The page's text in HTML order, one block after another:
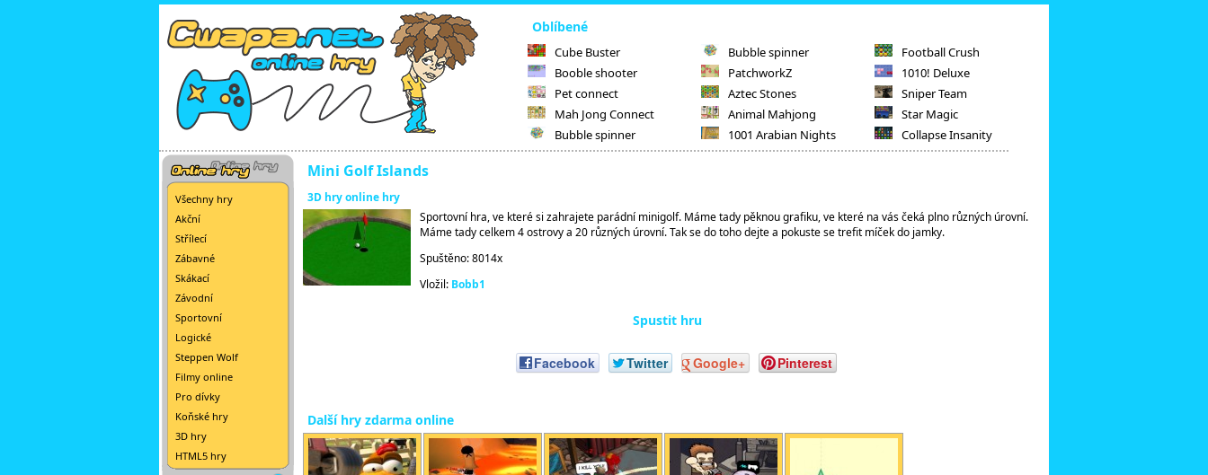
Oblíbené
Cube Buster
Booble shooter
Pet connect
Mah Jong Connect
Bubble spinner
Bubble spinner
PatchworkZ
Aztec Stones
Animal Mahjong
1001 Arabian Nights
Football Crush
1010! Deluxe
Sniper Team
Star Magic
Collapse Insanity
Všechny hry
Akční
Střílecí
Zábavné
Skákací
Závodní
Sportovní
Logické
Steppen Wolf
Filmy online
Pro dívky
Koňské hry
3D hry
HTML5 hry
Mini Golf Islands
3D hry online hry
Sportovní hra, ve které si zahrajete parádní minigolf. Máme tady pěknou grafiku, ve které na vás čeká plno různých úrovní.
Máme tady celkem 4 ostrovy a 20 různých úrovní. Tak se do toho dejte a pokuste se trefit míček do jamky.
Spuštěno: 8014x
Vložil: Bobb1
Spustit hru
Facebook Twitter Google+ Pinterest
Další hry zdarma online